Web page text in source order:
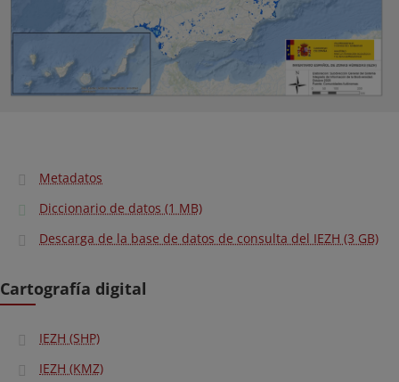
Metadatos
Diccionario de datos (1 MB)
Descarga de la base de datos de consulta del IEZH (3 GB)
Cartografía digital
IEZH (SHP)
IEZH (KMZ)